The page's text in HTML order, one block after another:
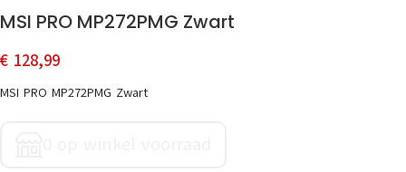
MSI PRO MP272PMG Zwart
€ 128,99
MSI PRO MP272PMG Zwart